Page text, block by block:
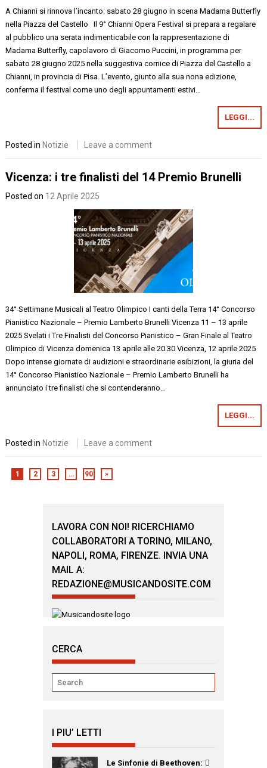
A Chianni si rinnova l’incanto: sabato 28 giugno in scena Madama Butterfly
nella Piazza del Castello Il 9° Chianni Opera Festival si prepara a regalare
al pubblico una serata indimenticabile con la rappresentazione di
Madama Butterfly, capolavoro di Giacomo Puccini, in programma per
sabato 28 giugno 2025 nella suggestiva cornice di Piazza del Castello a
Chianni, in provincia di Pisa. L’evento, giunto alla sua nona edizione,
conferma il festival come uno degli appuntamenti estivi…
LEGGI...
Posted in Notizie Leave a comment
Vicenza: i tre finalisti del 14 Premio Brunelli
Posted on 12 Aprile 2025
34° Settimane Musicali al Teatro Olimpico ​I canti della Terra 14° Concorso
Pianistico Nazionale – Premio Lamberto Brunelli Vicenza 11 – 13 aprile
2025 Svelati i Tre Finalisti del Concorso Pianistico – Gran Finale al Teatro
Olimpico di Vicenza domenica 13 aprile alle 20.30 Vicenza, 12 aprile 2025
Dopo intense giornate di audizioni e straordinarie esibizioni, la giuria del
14° Concorso Pianistico Nazionale – Premio Lamberto Brunelli ha
annunciato i tre finalisti che si contenderanno…
LEGGI...
Posted inNotizie Leave a comment
1 2 3 … 90 »
LAVORA CON NOI! RICERCHIAMO
COLLABORATORI A TORINO, MILANO,
NAPOLI, ROMA, FIRENZE. INVIA UNA
MAIL A:
REDAZIONE@MUSICANDOSITE.COM
CERCA
I PIU’ LETTI
Le Sinfonie di Beethoven: